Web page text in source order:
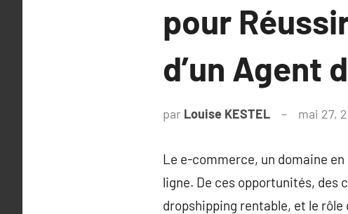
pour
d’un Agent
par Louise KESTEL mai 27,
Le e-commerce, un domaine
ligne. De ces opportunités, des
dropshipping rentable, et le